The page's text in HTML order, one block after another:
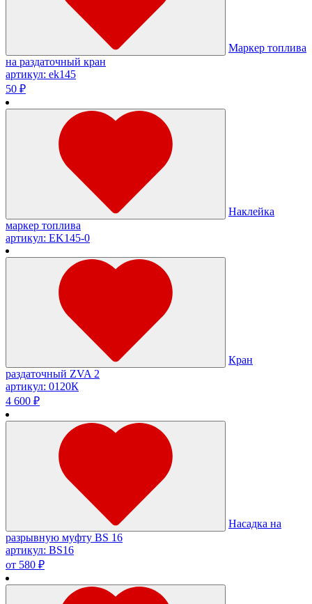
Маркер топлива
на раздаточный кран
артикул: ek145
50 ₽
Наклейка
маркер топлива
артикул: EK145-0
Кран
раздаточный ZVA 2
артикул: 0120К
4 600 ₽
Насадка на
разрывную муфту BS 16
артикул: BS16
от 580 ₽